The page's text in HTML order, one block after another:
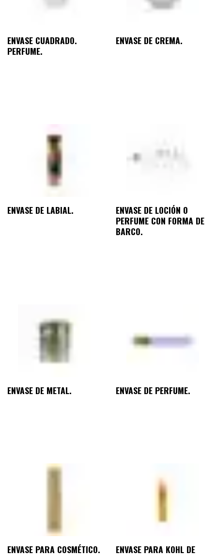
ENVASE CUADRADO.
PERFUME.
ENVASE DE CREMA.
ENVASE DE LABIAL.
ENVASE DE LOCIÓN O
PERFUME CON FORMA DE
BARCO.
ENVASE DE METAL. ENVASE DE PERFUME.
ENVASE PARA COSMÉTICO.
ENVASE PARA KOHL DE